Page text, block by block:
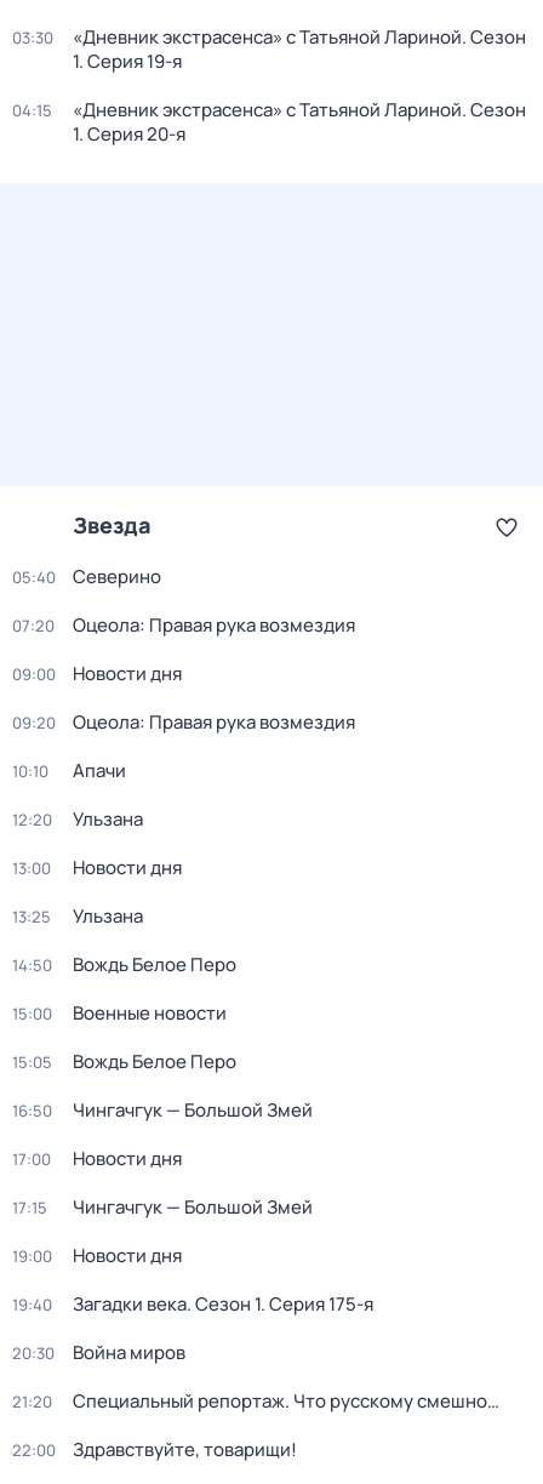
03:30 «Дневник экстрасенса» с Татьяной Лариной. Сезон
1. Серия 19-я
04:15 «Дневник экстрасенса» с Татьяной Лариной. Сезон
1. Серия 20-я
Звезда
05:40 Северино
07:20 Оцеола: Правая рука возмездия
09:00 Новости дня
09:20 Оцеола: Правая рука возмездия
10:10 Апачи
12:20 Ульзана
13:00 Новости дня
13:25 Ульзана
14:50 Вождь Белое Перо
15:00 Военные новости
15:05 Вождь Белое Перо
16:50 Чингачгук — Большой Змей
17:00 Новости дня
17:15 Чингачгук — Большой Змей
19:00 Новости дня
19:40 Загадки века. Сезон 1. Серия 175-я
20:30 Война миров
21:20 Специальный репортаж. Что русскому смешно…
22:00 Здравствуйте, товарищи!